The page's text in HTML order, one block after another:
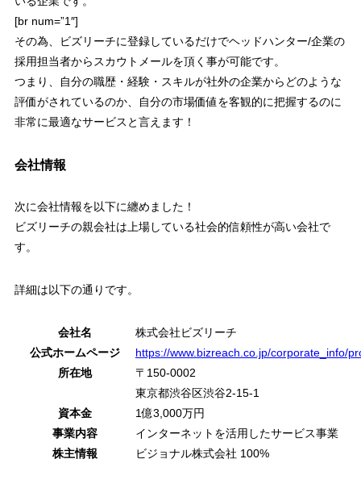
[br num=”1″]
その為、
ビズリーチに登録しているだけでヘッドハンター/企業の
採用担当者からスカウトメールを頂く事が可能です。
つまり、自分の職歴・経験・スキルが社外の企業からどのような
評価がされているのか、
自分の市場価値を客観的に把握するのに
非常に最適なサービス と言えます！
会社情報
次に会社情報を以下に纏めました！
ビズリーチの親会社は上場している社会的信頼性が高い会社で
す。
詳細は以下の通りです。
会社名
株式会社ビズリーチ
公式ホームページ
https://www.bizreach.co.jp/corporate_info/
所在地
〒150-0002
東京都渋谷区渋谷2-15-1
資本金
1億3,000万円
事業内容
インターネットを活用したサービス事業
株主情報
ビジョナル株式会社 100%